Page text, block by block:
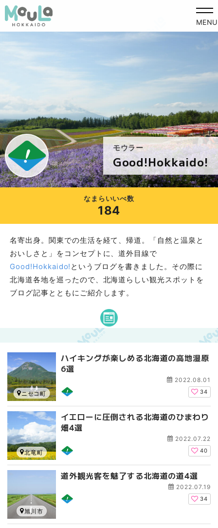
MENU
モウラー
Good!Hokkaido!
なまらいいべ数
184
名寄出身。関東での生活を経て、帰道。「自然と温泉と
おいしさと」をコンセプトに、道外目線で
Good!Hokkaido! というブログを書きました。その際に
北海道各地を巡ったので、北海道らしい観光スポットを
ブログ記事とともにご紹介します。
ハイキングが楽しめる北海道の高地湿原
6選
2022.08.01
34
ニセコ町
イエローに圧倒される北海道のひまわり
畑4選
2022.07.22
40
北竜町
道外観光客を魅了する北海道の道4選
2022.07.19
34
旭川市